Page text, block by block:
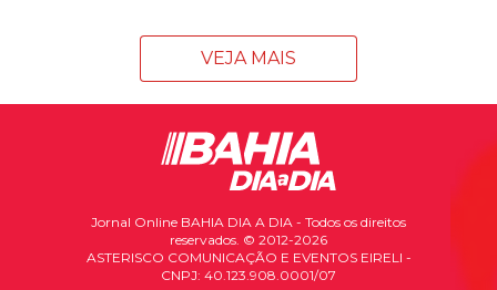
VEJA MAIS
Jornal Online BAHIA DIA A DIA - Todos os direitos
reservados. © 2012-2026
ASTERISCO COMUNICAÇÃO E EVENTOS EIRELI -
CNPJ: 40.123.908.0001/07